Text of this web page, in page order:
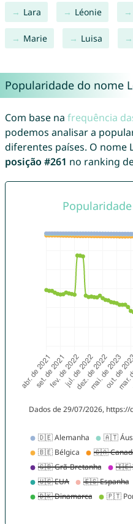
Lara Léonie
Marie Luisa
Popularidade do nome
Com base na frequência
podemos analisar a
diferentes países. O nome
posição #261 no ranking